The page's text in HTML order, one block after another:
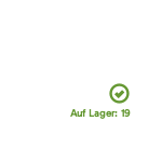
Auf Lager: 19